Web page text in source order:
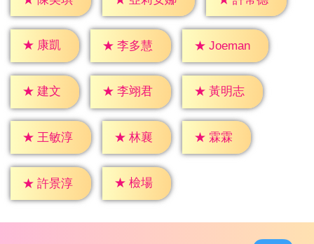
★ 康凱 ★ 李多慧 ★ Joeman
★ 建文 ★ 李翊君 ★ 黃明志
★ 王敏淳 ★ 林襄 ★ 霖霖
★ 許景淳 ★ 檢場